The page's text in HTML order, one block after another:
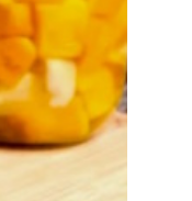
навіть
нелюбітелі
гарбуза